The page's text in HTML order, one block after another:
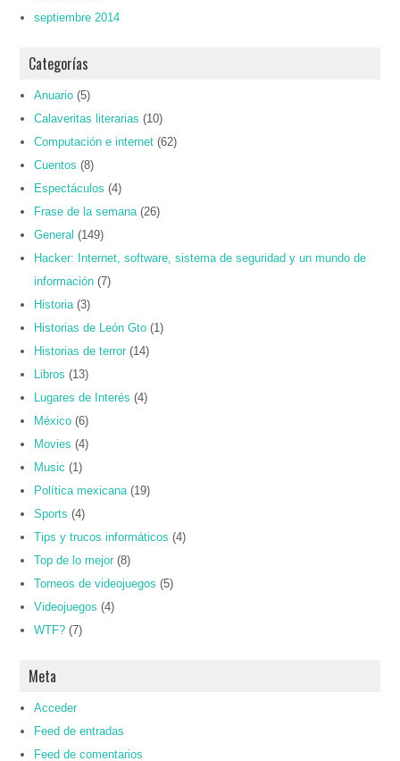
septiembre 2014
Categorías
Anuario (5)
Calaveritas literarias (10)
Computación e internet (62)
Cuentos (8)
Espectáculos (4)
Frase de la semana (26)
General (149)
Hacker: Internet, software, sistema de seguridad y un mundo de
información (7)
Historia (3)
Historias de León Gto (1)
Historias de terror (14)
Libros (13)
Lugares de Interés (4)
México (6)
Movies (4)
Music (1)
Política mexicana (19)
Sports (4)
Tips y trucos informáticos (4)
Top de lo mejor (8)
Torneos de videojuegos (5)
Videojuegos (4)
WTF? (7)
Meta
Acceder
Feed de entradas
Feed de comentarios